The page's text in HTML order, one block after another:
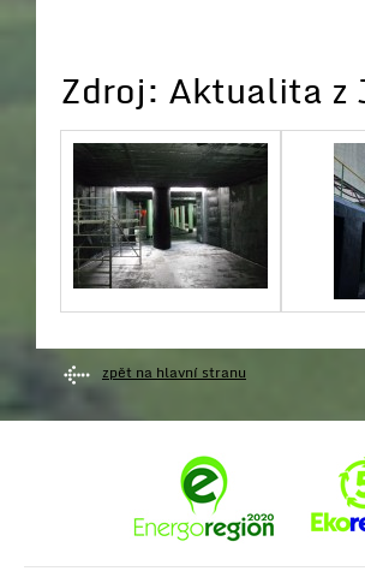
Zdroj: Aktualita z
zpět na hlavní stranu